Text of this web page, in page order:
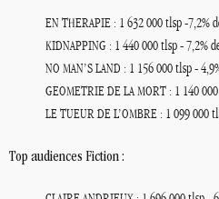
EN THERAPIE : 1 632 000 tlsp -7,2%
KIDNAPPING : 1 440 000 tlsp - 7,2%
NO MAN’S LAND : 1 156 000 tlsp -
GEOMETRIE DE LA MORT : 1 140
LE TUEUR DE L’OMBRE : 1 099 000
Top audiences Fiction :